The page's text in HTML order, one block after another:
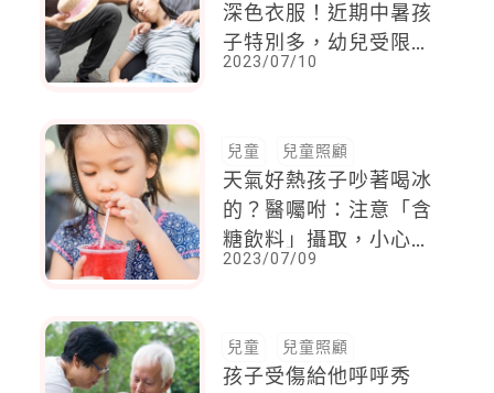
深色衣服！近期中暑孩
子特別多，幼兒受限表
達能力更須注意，教你
2023/07/10
兒童 兒童照顧
天氣好熱孩子吵著喝冰
的？醫囑咐：注意「含
糖飲料」攝取，小心一
個暑假回來體重爆表！
2023/07/09
兒童 兒童照顧
孩子受傷給他呼呼秀